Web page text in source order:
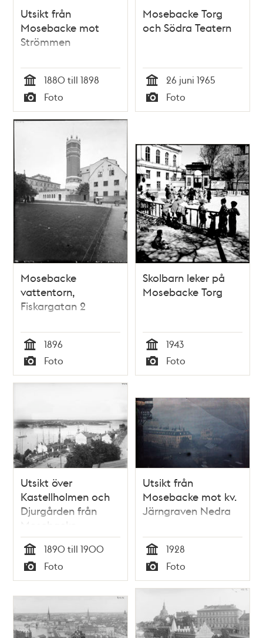
Utsikt från
Mosebacke mot
Strömmen
Tid
1880 till 1898
Typ
Foto
Mosebacke Torg
och Södra Teatern
Tid
26 juni 1965
Typ
Foto
Mosebacke
vattentorn,
Fiskargatan 2
Tid
1896
Typ
Foto
Skolbarn leker på
Mosebacke Torg
Tid
1943
Typ
Foto
Utsikt över
Kastellholmen och
Djurgården från
Mosebacke
Tid
1890 till 1900
Typ
Foto
Utsikt från
Mosebacke mot kv.
Järngraven Nedra
Tid
1928
Typ
Foto